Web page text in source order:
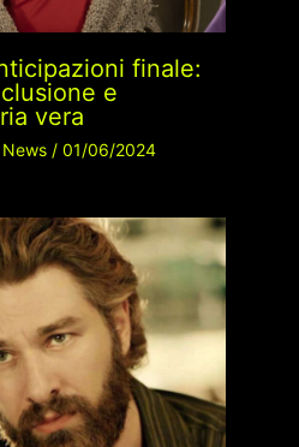
finale:
e
vera
News/ 01/06/2024